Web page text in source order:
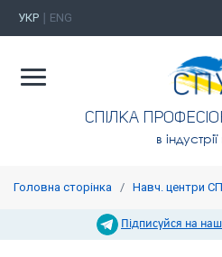
УКР ENG
СПIЛКА
в
Головна сторінка / Навч. центри
Підписуйся на